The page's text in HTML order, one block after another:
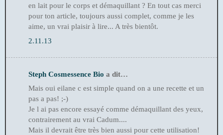
en lait pour le corps et démaquillant ? En tout cas merci
pour ton article, toujours aussi complet, comme je les
aime, un vrai plaisir à lire... A très bientôt.
2.11.13
Steph Cosmessence Bio a dit…
Mais oui eilane c est simple quand on a une recette et un
pas a pas! ;-)
Je l ai pas encore essayé comme démaquillant des yeux,
contrairement au vrai Cadum....
Mais il devrait être très bien aussi pour cette utilisation!